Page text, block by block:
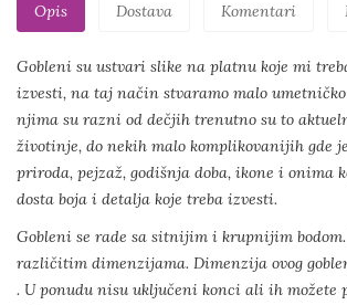
Opis Dostava Komentari
Gobleni su ustvari slike na platnu koje mi
izvesti, na taj način stvaramo malo
njima su razni od dečjih trenutno su to
životinje, do nekih malo komplikovanijih gde
priroda, pejzaž, godišnja doba, ikone i onima
dosta boja i detalja koje treba izvesti.
Gobleni se rade sa sitnijim i krupnijim
različitim dimenzijama. Dimenzija ovog
. U ponudu nisu uključeni konci ali ih možete